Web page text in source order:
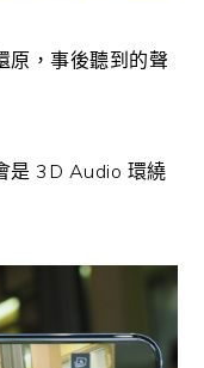
原，事後聽到的聲
是 3D Audio 環繞